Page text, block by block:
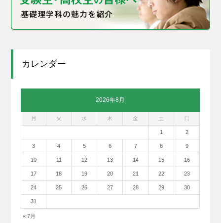
カレンダー
2026年8月
月 火 水 木 金 土 日
« 7月
1 2
3 4 5 6 7 8 9
10 11 12 13 14 15 16
17 18 19 20 21 22 23
24 25 26 27 28 29 30
31